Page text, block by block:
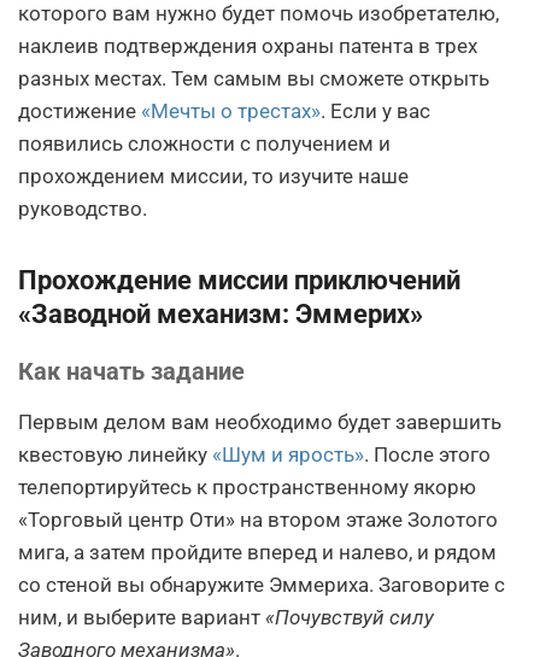
которого вам нужно будет помочь изобретателю,
наклеив подтверждения охраны патента в трех
разных местах. Тем самым вы сможете открыть
достижение «Мечты о трестах». Если у вас
появились сложности с получением и
прохождением миссии, то изучите наше
руководство.
Прохождение миссии приключений
«Заводной механизм: Эммерих»
Как начать задание
Первым делом вам необходимо будет завершить
квестовую линейку «Шум и ярость». После этого
телепортируйтесь к пространственному якорю
«Торговый центр Оти» на втором этаже Золотого
мига, а затем пройдите вперед и налево, и рядом
со стеной вы обнаружите Эммериха. Заговорите с
ним, и выберите вариант «Почувствуй силу
Заводного механизма».